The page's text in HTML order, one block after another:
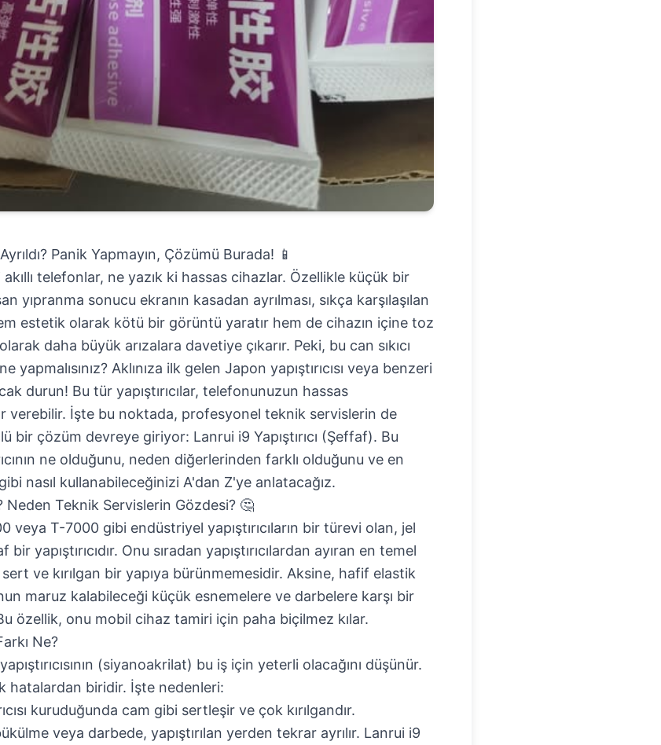
Panik Yapmayın, Çözümü Burada! 📱
telefonlar, ne yazık ki hassas cihazlar. Özellikle küçük bir
yıpranma sonucu ekranın kasadan ayrılması, sıkça karşılaşılan
estetik olarak kötü bir görüntü yaratır hem de cihazın içine toz
daha büyük arızalara davetiye çıkarır. Peki, bu can sıkıcı
yapmalısınız? Aklınıza ilk gelen Japon yapıştırıcısı veya benzeri
durun! Bu tür yapıştırıcılar, telefonunuzun hassas
verebilir. İşte bu noktada, profesyonel teknik servislerin de
bir çözüm devreye giriyor: Lanrui i9 Yapıştırıcı (Şeffaf). Bu
ne olduğunu, neden diğerlerinden farklı olduğunu ve en
nasıl kullanabileceğinizi A'dan Z'ye anlatacağız.
Neden Teknik Servislerin Gözdesi? 🤔
veya T-7000 gibi endüstriyel yapıştırıcıların bir türevi olan, jel
yapıştırıcıdır. Onu sıradan yapıştırıcılardan ayıran en temel
ve kırılgan bir yapıya bürünmemesidir. Aksine, hafif elastik
maruz kalabileceği küçük esnemelere ve darbelere karşı bir
özellik, onu mobil cihaz tamiri için paha biçilmez kılar.
Ne?
(siyanoakrilat) bu iş için yeterli olacağını düşünür.
hatalardan biridir. İşte nedenleri:
kuruduğunda cam gibi sertleşir ve çok kırılgandır.
veya darbede, yapıştırılan yerden tekrar ayrılır. Lanrui i9